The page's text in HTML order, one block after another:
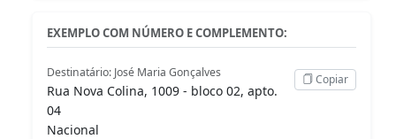
EXEMPLO COM NÚMERO E COMPLEMENTO:
Destinatário: José Maria Gonçalves
Rua Nova Colina, 1009 - bloco 02, apto.
04
Nacional
Copiar